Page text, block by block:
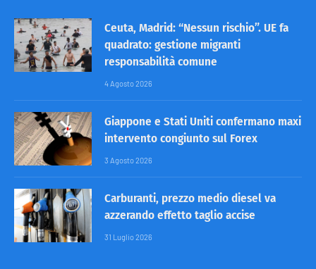
Ceuta, Madrid: “Nessun rischio”. UE fa
quadrato: gestione migranti
responsabilità comune
4 Agosto 2026
Giappone e Stati Uniti confermano maxi
intervento congiunto sul Forex
3 Agosto 2026
Carburanti, prezzo medio diesel va
azzerando effetto taglio accise
31 Luglio 2026